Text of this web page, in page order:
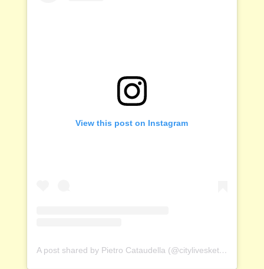
View this post on Instagram
A post shared by Pietro Cataudella (@citylivesketch)